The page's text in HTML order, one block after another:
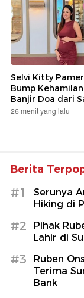
Selvi Kitty
Bump
Banjir Doa dari
26 menit yang lalu
Berita
#1
Serunya
Hiking di
#2
Pihak
Lahir di
#3
Ruben
Terima
Bank